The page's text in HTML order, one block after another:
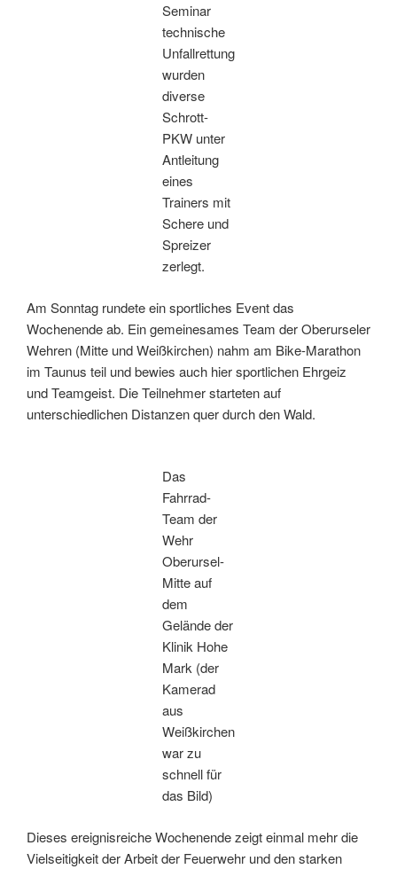
Seminar
technische
Unfallrettung
wurden
diverse
Schrott-
PKW unter
Antleitung
eines
Trainers mit
Schere und
Spreizer
zerlegt.
Am Sonntag rundete ein sportliches Event das
Wochenende ab. Ein gemeinesames Team der Oberurseler
Wehren (Mitte und Weißkirchen) nahm am Bike-Marathon
im Taunus teil und bewies auch hier sportlichen Ehrgeiz
und Teamgeist. Die Teilnehmer starteten auf
unterschiedlichen Distanzen quer durch den Wald.
Das
Fahrrad-
Team der
Wehr
Oberursel-
Mitte auf
dem
Gelände der
Klinik Hohe
Mark (der
Kamerad
aus
Weißkirchen
war zu
schnell für
das Bild)
Dieses ereignisreiche Wochenende zeigt einmal mehr die
Vielseitigkeit der Arbeit der Feuerwehr und den starken